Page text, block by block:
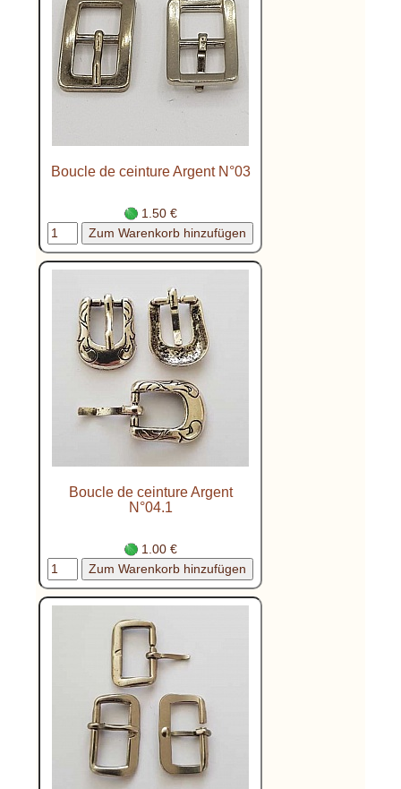
Boucle de ceinture Argent N°03
1.50 €
Boucle de ceinture Argent
N°04.1
1.00 €